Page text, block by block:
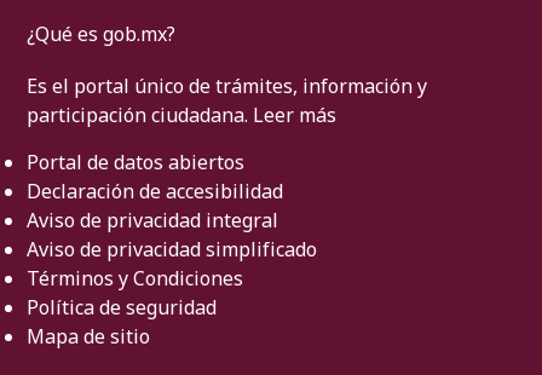
¿Qué es gob.mx?
Es el portal único de trámites, información y
participación ciudadana. Leer más
Portal de datos abiertos
Declaración de accesibilidad
Aviso de privacidad integral
Aviso de privacidad simplificado
Términos y Condiciones
Política de seguridad
Mapa de sitio